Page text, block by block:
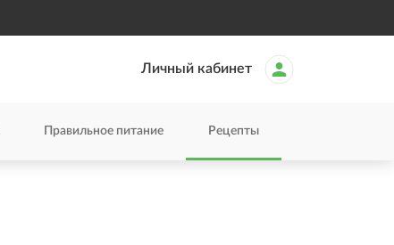
Личный кабинет
Правильное питание Рецепты